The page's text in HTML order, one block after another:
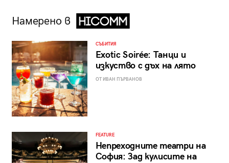
Намерено в
СЪБИТИЯ
Exotic Soirée: Танци и
изкуство с дъх на лято
ОТ ИВАН ПЪРВАНОВ
FEATURE
Непреходните театри на
София: Зад кулисите на